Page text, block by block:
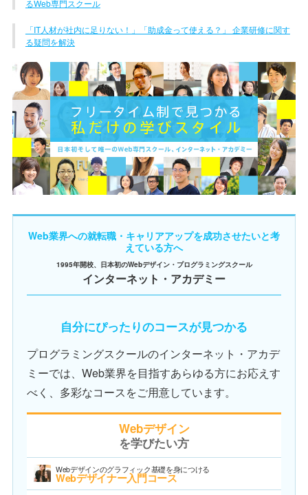
るWeb専門スクール
「IT人材が社内に足りない！」「助成金って使える？」 企業研修に関す
る疑問を解決
Web業界への就転職・キャリアアップを成功させたいと考
えている方へ
1995年開校、日本初のWebデザイン・プログラミングスクール
インターネット・アカデミー
自分にぴったりのコースが見つかる
プログラミングスクールのインターネット・アカデ
ミーでは、Web業界を目指すあらゆる方にお応えす
べく、多彩なコースをご用意しています。
Webデザイン
を学びたい方
Webデザインのグラフィック基礎を身につける
Webデザイナー入門コース